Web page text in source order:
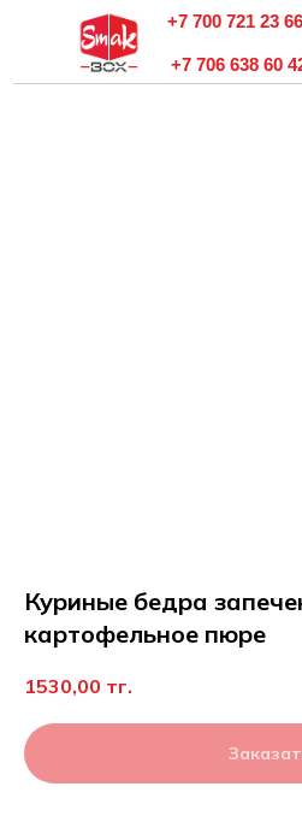
+7 700 721 23 66
+7 706 638 60
Куриные бедра
картофельное пюре
1530,00 тг.